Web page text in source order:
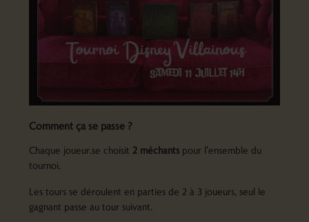
Comment ça se passe ?
Chaque joueur.se choisit 2 méchants pour l’ensemble du
tournoi.
Les tours se déroulent en parties de 2 à 3 joueurs, seul le
gagnant passe au tour suivant.